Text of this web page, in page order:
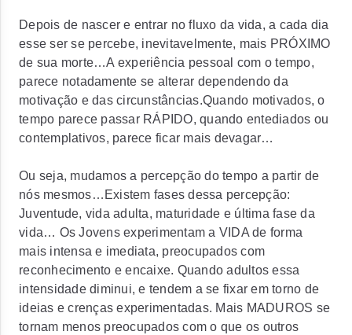
Depois de nascer e entrar no fluxo da vida, a cada dia
esse ser se percebe, inevitavelmente, mais PRÓXIMO
de sua morte…A experiência pessoal com o tempo,
parece notadamente se alterar dependendo da
motivação e das circunstâncias.Quando motivados, o
tempo parece passar RÁPIDO, quando entediados ou
contemplativos, parece ficar mais devagar…
Ou seja, mudamos a percepção do tempo a partir de
nós mesmos…Existem fases dessa percepção:
Juventude, vida adulta, maturidade e última fase da
vida… Os Jovens experimentam a VIDA de forma
mais intensa e imediata, preocupados com
reconhecimento e encaixe. Quando adultos essa
intensidade diminui, e tendem a se fixar em torno de
ideias e crenças experimentadas. Mais MADUROS se
tornam menos preocupados com o que os outros